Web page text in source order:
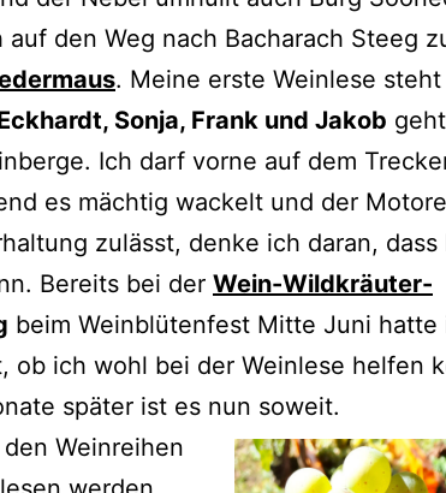
auf den Weg nach Bacharach Steeg
. Meine erste Weinlese steht
Sonja, Frank und Jakob
Ich darf vorne auf dem
es mächtig wackelt und der
zulässt, denke ich daran, dass
Bereits bei der Wein-Wildkräuter-
beim Weinblütenfest Mitte Juni hatte
ob ich wohl bei der Weinlese helfen
später ist es nun soweit.
Weinreihen